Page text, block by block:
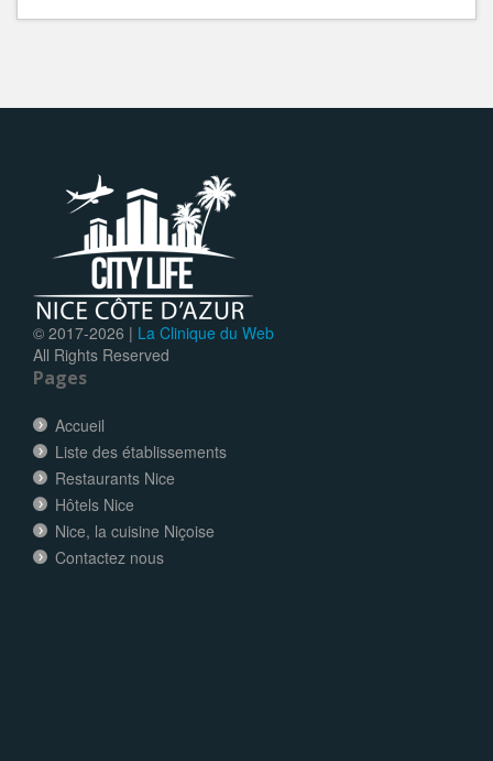
© 2017-2026 | La Clinique du Web
All Rights Reserved
Pages
Accueil
Liste des établissements
Restaurants Nice
Hôtels Nice
Nice, la cuisine Niçoise
Contactez nous